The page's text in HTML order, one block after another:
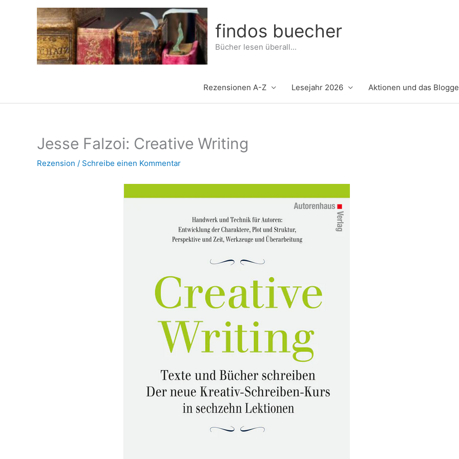
findos buecher
Bücher lesen überall...
Rezensionen A-Z Lesejahr 2026 Aktionen und das
Jesse Falzoi: Creative Writing
Rezension / Schreibe einen Kommentar